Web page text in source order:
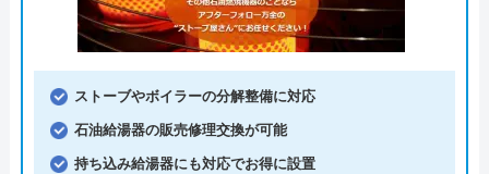
ストーブやボイラーの分解整備に対応
石油給湯器の販売修理交換が可能
持ち込み給湯器にも対応でお得に設置